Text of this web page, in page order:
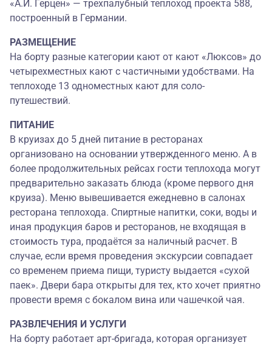
«А.И. Герцен» — трехпалубный теплоход проекта 588,
построенный в Германии.
РАЗМЕЩЕНИЕ
На борту разные категории кают от кают «Люксов» до
четырехместных кают с частичными удобствами. На
теплоходе 13 одноместных кают для соло-
путешествий.
ПИТАНИЕ
В круизах до 5 дней питание в ресторанах
организовано на основании утвержденного меню. А в
более продолжительных рейсах гости теплохода могут
предварительно заказать блюда (кроме первого дня
круиза). Меню вывешивается ежедневно в салонах
ресторана теплохода. Спиртные напитки, соки, воды и
иная продукция баров и ресторанов, не входящая в
стоимость тура, продаётся за наличный расчет. В
случае, если время проведения экскурсии совпадает
со временем приема пищи, туристу выдается «сухой
паек». Двери бара открыты для тех, кто хочет приятно
провести время с бокалом вина или чашечкой чая.
РАЗВЛЕЧЕНИЯ И УСЛУГИ
На борту работает арт-бригада, которая организует